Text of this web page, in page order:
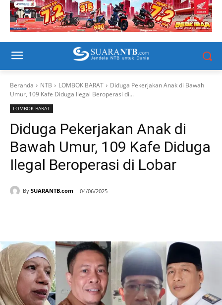
Beranda NTB LOMBOK BARAT
Diduga Pekerjakan Anak di Bawah
Umur, 109 Kafe Diduga Ilegal Beroperasi di...
LOMBOK BARAT
Diduga Pekerjakan Anak di
Bawah Umur, 109 Kafe Diduga
Ilegal Beroperasi di Lobar
By SUARANTB.com 04/06/2025